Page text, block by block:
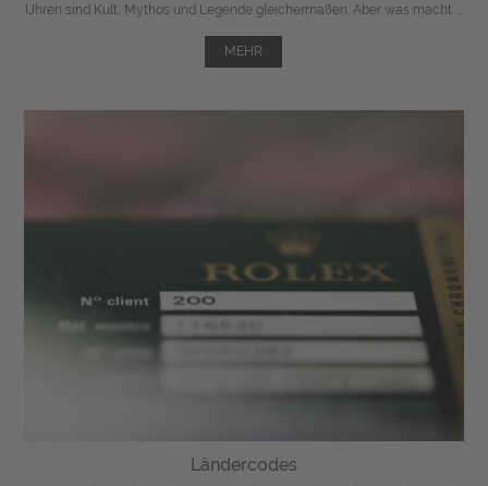
Uhren sind Kult, Mythos und Legende gleichermaßen. Aber was macht ...
MEHR
Ländercodes